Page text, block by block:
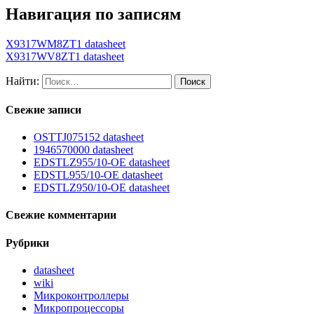
Навигация по записям
X9317WM8ZT1 datasheet
X9317WV8ZT1 datasheet
Найти:
Свежие записи
OSTTJ075152 datasheet
1946570000 datasheet
EDSTLZ955/10-OE datasheet
EDSTL955/10-OE datasheet
EDSTLZ950/10-OE datasheet
Свежие комментарии
Рубрики
datasheet
wiki
Микроконтроллеры
Микропроцессоры